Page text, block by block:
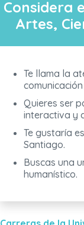
Considera
Artes,
Te llama la
Quieres ser
interactiva y
Te gustaría
Santiago.
Buscas una
humanístico.